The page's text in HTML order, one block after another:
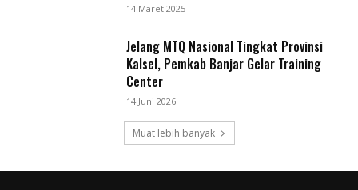
14 Maret 2025
Jelang MTQ Nasional Tingkat Provinsi
Kalsel, Pemkab Banjar Gelar Training
Center
14 Juni 2026
Muat lebih banyak